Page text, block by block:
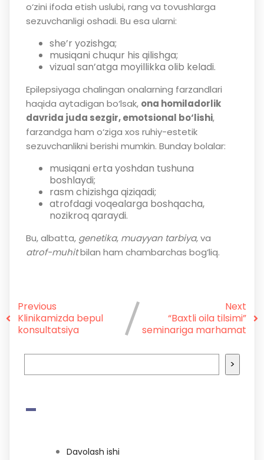
o‘zini ifoda etish uslubi, rang va tovushlarga
sezuvchanligi oshadi. Bu esa ularni:
she’r yozishga;
musiqani chuqur his qilishga;
vizual san’atga moyillikka olib keladi.
Epilepsiyaga chalingan onalarning farzandlari
haqida aytadigan bo‘lsak, ona homiladorlik
davrida juda sezgir, emotsional bo‘lishi,
farzandga ham o‘ziga xos ruhiy-estetik
sezuvchanlikni berishi mumkin. Bunday bolalar:
musiqani erta yoshdan tushuna
boshlaydi;
rasm chizishga qiziqadi;
atrofdagi voqealarga boshqacha,
nozikroq qaraydi.
Bu, albatta, genetika, muayyan tarbiya, va
atrof-muhitbilan ham chambarchas bog‘liq.
Previous
Klinikamizda bepul
konsultatsiya
Next
“Baxtli oila tilsimi”
seminariga marhamat
>
-
Davolash ishi